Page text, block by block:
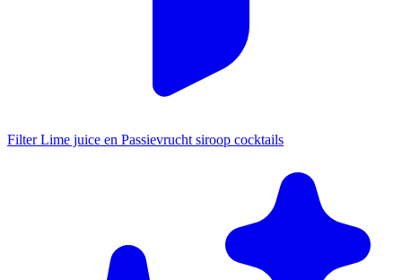
Filter Lime juice en Passievrucht siroop cocktails